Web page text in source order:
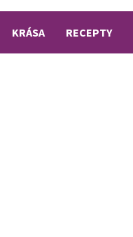
KRÁSA RECEPTY